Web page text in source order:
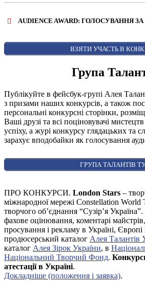
Share
AUDIENCE AWARD: ГОЛОСУВАННЯ ЗА
AUDIENCE
ВЗЯТИ УЧАСТЬ В
Група
Публікуйте в фейсбук-групі Алея
з призами наших конкурсів, а також
персональні конкурсні сторінки,
Ваші друзі та всі поціновувачі
успіху, а журі конкурсу глядацьких та
зарахує вподобайки як голосування
ГРУПА ТАЛАНТІВ
ПРО КОНКУРСИ. London Stars –
міжнародної мережі Constellation World
творчого об’єднання “Сузір’я
фахове оцінювання, коментарі
просування і рекламу в Україні,
продюсерський каталог Алея Талантів
каталог Алея Зірок України, в
Національний Творчий Фонд.
атестації в Україні.
Докладніше (положення і заявка).